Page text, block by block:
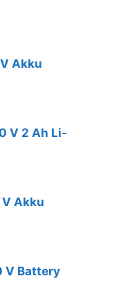
Akku
V 2 Ah Li-
V Akku
V Battery